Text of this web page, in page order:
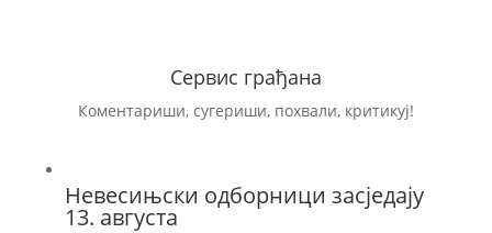
Сервис грађана
Коментариши, сугериши, похвали, критикуј!
Невесињски одборници засједају
13. августа